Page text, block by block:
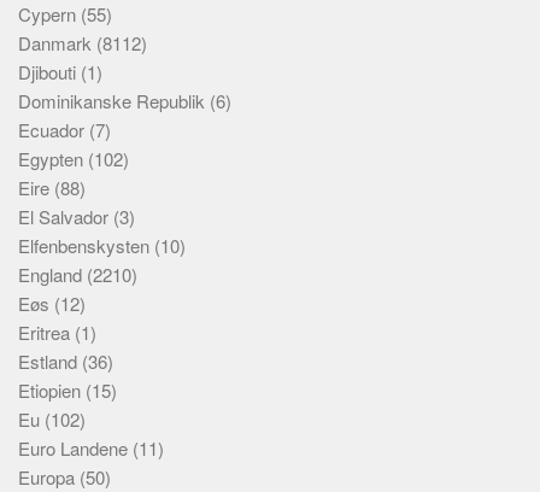
Cypern (55)
Danmark (8112)
Djibouti (1)
Dominikanske Republik (6)
Ecuador (7)
Egypten (102)
Eire (88)
El Salvador (3)
Elfenbenskysten (10)
England (2210)
Eøs (12)
Eritrea (1)
Estland (36)
Etiopien (15)
Eu (102)
Euro Landene (11)
Europa (50)